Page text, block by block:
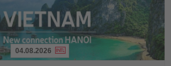
04.08.2026